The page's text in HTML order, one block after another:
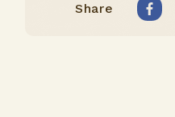
Share